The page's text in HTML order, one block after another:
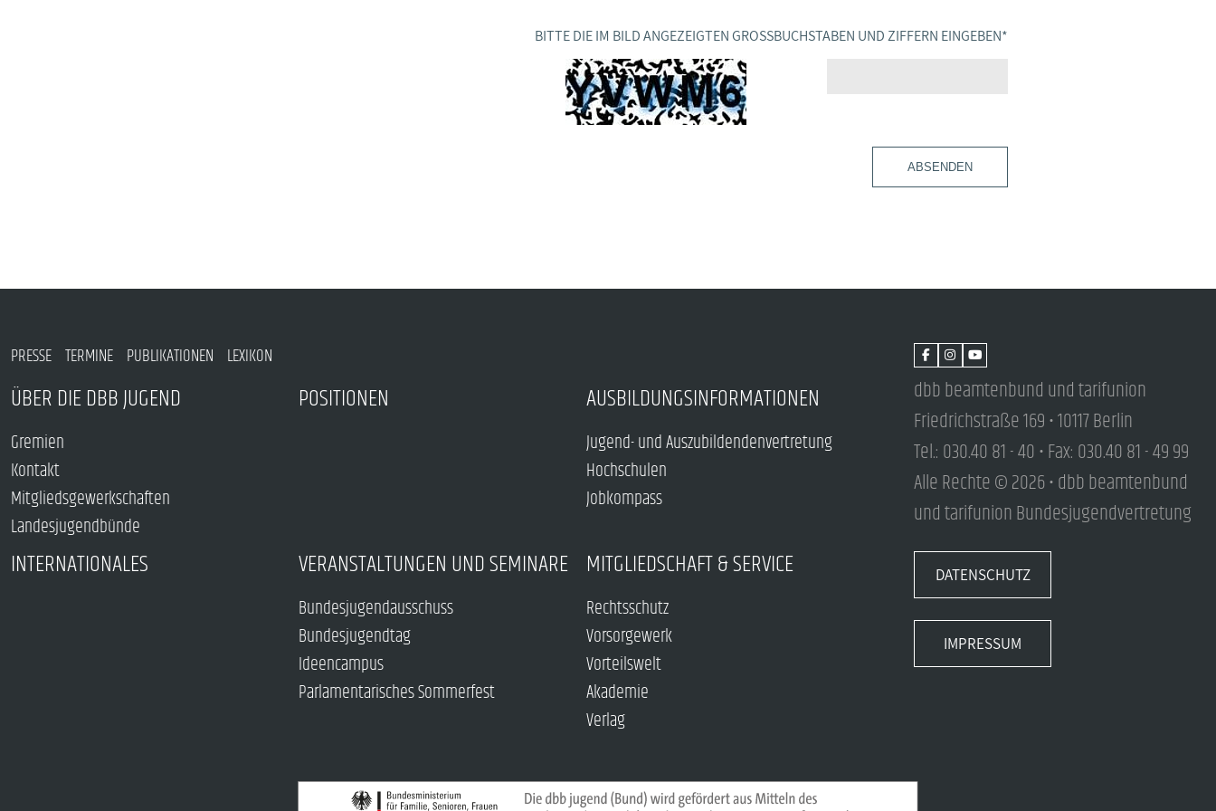
Landesjugendbünde
Parlamentarisches Sommerfest
AkademieBITTE DIE IM BILD ANGEZEIGTEN GROSSBUCHSTABEN UND ZIFFERN EINGEBEN *
ABSENDEN
PRESSE TERMINE PUBLIKATIONEN LEXIKON
ÜBER DIE DBB JUGEND
Gremien
Kontakt
Mitgliedsgewerkschaften
Landesjugendbünde
POSITIONEN AUSBILDUNGSINFORMATIONEN
Jugend- und Auszubildendenvertretung
Hochschulen
Jobkompass
INTERNATIONALES VERANSTALTUNGEN UND SEMINARE
Bundesjugendausschuss
Bundesjugendtag
Ideencampus
Parlamentarisches Sommerfest
MITGLIEDSCHAFT & SERVICE
Rechtsschutz
Vorsorgewerk
Vorteilswelt
Akademie
Verlag
dbb beamtenbund und tarifunion
Friedrichstraße 169 • 10117 Berlin
Tel.: 030.40 81 - 40 • Fax: 030.40 81 - 49 99
Alle Rechte © 2026 • dbb beamtenbund
und tarifunion Bundesjugendvertretung
DATENSCHUTZ
IMPRESSUM